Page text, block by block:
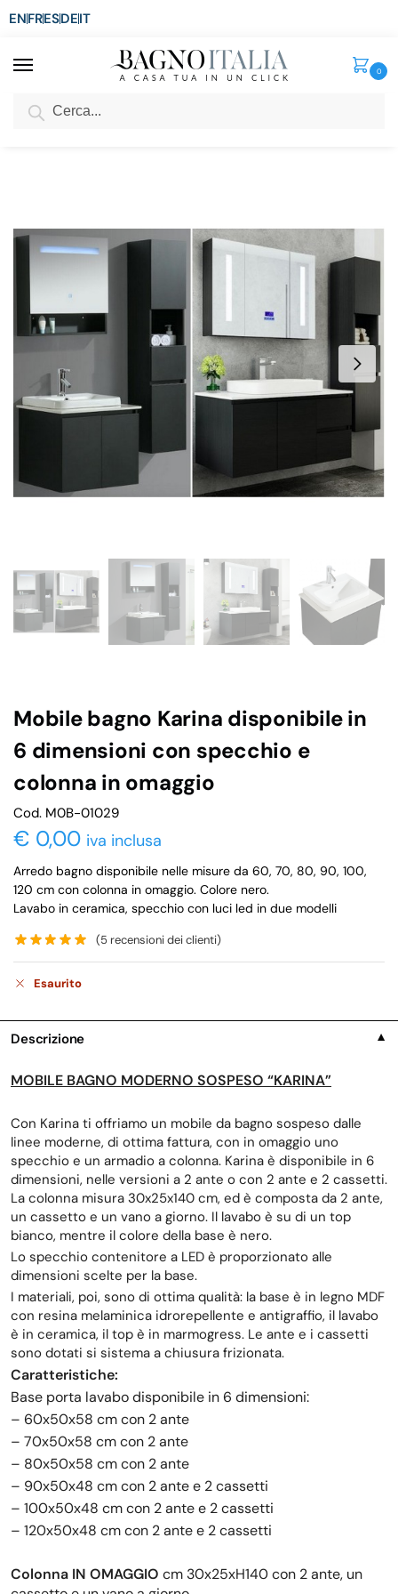
ENFRESDEIT
0
SCONTO del 3%
Mobile bagno Karina disponibile in
6 dimensioni con specchio e
colonna in omaggio
Cod. M0B-01029
€ 0,00 iva inclusa
Arredo bagno disponibile nelle misure da 60, 70, 80, 90, 100,
120 cm con colonna in omaggio. Colore nero.
Lavabo in ceramica, specchio con luci led in due modelli
(5 recensioni dei clienti)
Esaurito
Descrizione ▼
MOBILE BAGNO MODERNO SOSPESO “KARINA”
Con Karina ti offriamo un mobile da bagno sospeso dalle
linee moderne, di ottima fattura, con in omaggio uno
specchio e un armadio a colonna. Karina è disponibile in 6
dimensioni, nelle versioni a 2 ante o con 2 ante e 2 cassetti.
La colonna misura 30x25x140 cm, ed è composta da 2 ante,
un cassetto e un vano a giorno. Il lavabo è su di un top
bianco, mentre il colore della base è nero.
Lo specchio contenitore a LED è proporzionato alle
dimensioni scelte per la base.
I materiali, poi, sono di ottima qualità: la base è in legno MDF
con resina melaminica idrorepellente e antigraffio, il lavabo
è in ceramica, il top è in marmogress. Le ante e i cassetti
sono dotati si sistema a chiusura frizionata.
Caratteristiche:
Base porta lavabo disponibile in 6 dimensioni:
– 60x50x58 cm con 2 ante
– 70x50x58 cm con 2 ante
– 80x50x58 cm con 2 ante
– 90x50x48 cm con 2 ante e 2 cassetti
– 100x50x48 cm con 2 ante e 2 cassetti
– 120x50x48 cm con 2 ante e 2 cassetti
Colonna IN OMAGGIO cm 30x25xH140 con 2 ante, un